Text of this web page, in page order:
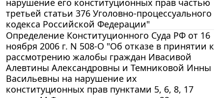
третьей статьи 376 Уголовно-процессуального
кодекса Российской Федерации"
Определение Конституционного Суда РФ от 16
ноября 2006 г. N 508-О "Об отказе в принятии к
рассмотрению жалобы граждан Ивасивой
Алевтины Александровны и Темниковой Инны
Васильевны на нарушение их
конституционных прав пунктами 5, 6, 8, 17